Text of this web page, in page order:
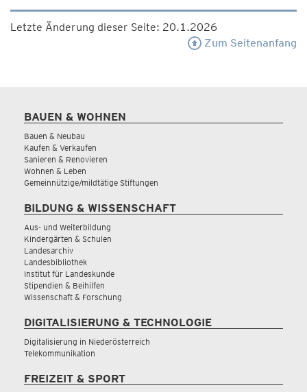
Letzte Änderung dieser Seite: 20.1.2026
Zum Seitenanfang
BAUEN & WOHNEN
Bauen & Neubau
Kaufen & Verkaufen
Sanieren & Renovieren
Wohnen & Leben
Gemeinnützige/mildtätige Stiftungen
BILDUNG & WISSENSCHAFT
Aus- und Weiterbildung
Kindergärten & Schulen
Landesarchiv
Landesbibliothek
Institut für Landeskunde
Stipendien & Beihilfen
Wissenschaft & Forschung
DIGITALISIERUNG & TECHNOLOGIE
Digitalisierung in Niederösterreich
Telekommunikation
FREIZEIT & SPORT